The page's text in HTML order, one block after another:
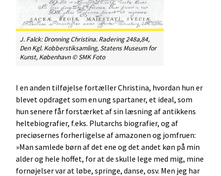
J. Falck:Dronning Christina. Radering 248a,84,
Den Kgl. Kobberstiksamling, Statens Museum for
Kunst, København © SMK Foto
I en anden tilføjelse fortæller Christina, hvordan hun er
blevet opdraget som en ung spartaner, et ideal, som
hun senere får forstærket af sin læsning af antikkens
heltebiografier, f.eks. Plutarchs biografier, og af
preciøsernes forherligelse af amazonen og jomfruen:
»Man samlede børn af det ene og det andet køn på min
alder og hele hoffet, for at de skulle lege med mig, mine
fornøjelser var at løbe, springe, danse, osv. Men jeg har